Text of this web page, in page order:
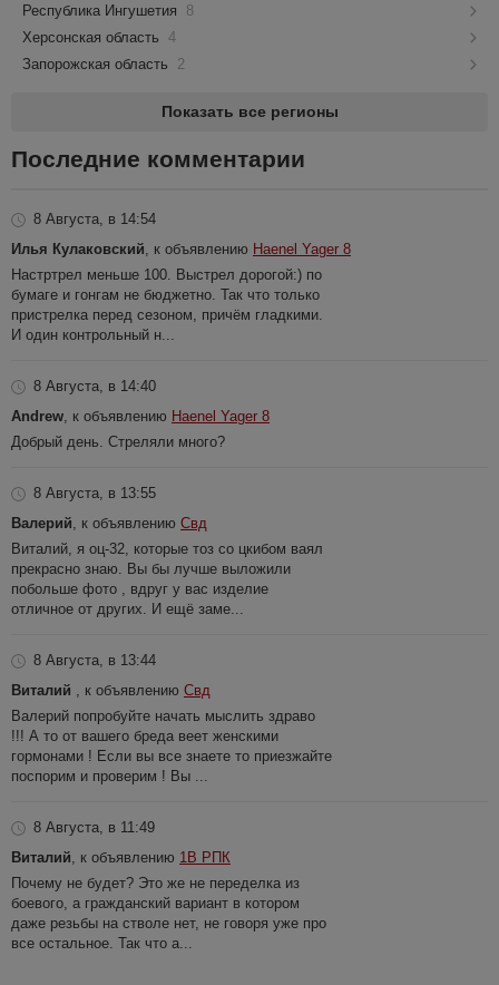
Республика Ингушетия
8
Херсонская область 4
Запорожская область
2
Показать все регионы
Последние комментарии
8 Августа, в 14:54
Илья Кулаковский , к объявлению Haenel Yager 8
Настртрел меньше 100. Выстрел дорогой:) по
бумаге и гонгам не бюджетно. Так что только
пристрелка перед сезоном, причём гладкими.
И один контрольный н...
8 Августа, в 14:40
Andrew , к объявлению Haenel Yager 8
Добрый день. Стреляли много?
8 Августа, в 13:55
Валерий , к объявлению Свд
Виталий, я оц-32, которые тоз со цкибом ваял
прекрасно знаю. Вы бы лучше выложили
побольше фото , вдруг у вас изделие
отличное от других. И ещё заме...
8 Августа, в 13:44
Виталий
, к объявлению Свд
Валерий попробуйте начать мыслить здраво
!!! А то от вашего бреда веет женскими
гормонами ! Если вы все знаете то приезжайте
поспорим и проверим ! Вы ...
8 Августа, в 11:49
Виталий , к объявлению 1В РПК
Почему не будет? Это же не переделка из
боевого, а гражданский вариант в котором
даже резьбы на стволе нет, не говоря уже про
все остальное. Так что а...